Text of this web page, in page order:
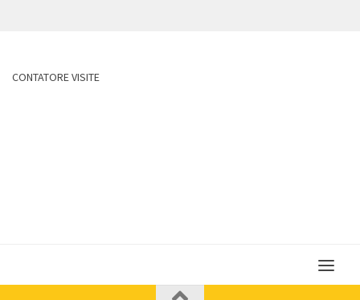
CONTATORE VISITE